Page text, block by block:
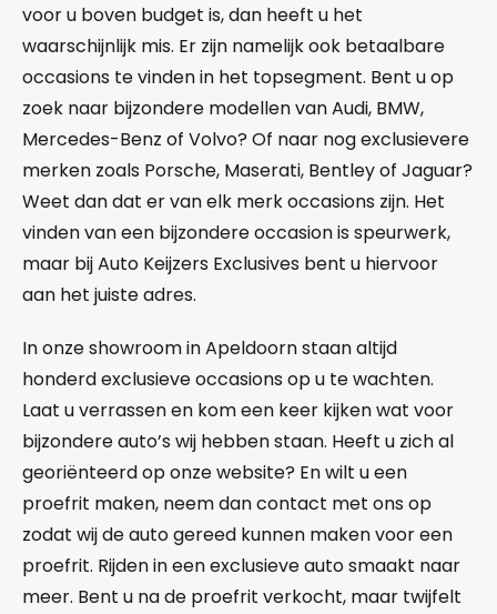
voor u boven budget is, dan heeft u het
waarschijnlijk mis. Er zijn namelijk ook betaalbare
occasions te vinden in het topsegment. Bent u op
zoek naar bijzondere modellen van Audi, BMW,
Mercedes-Benz of Volvo? Of naar nog exclusievere
merken zoals Porsche, Maserati, Bentley of Jaguar?
Weet dan dat er van elk merk occasions zijn. Het
vinden van een bijzondere occasion is speurwerk,
maar bij Auto Keijzers Exclusives bent u hiervoor
aan het juiste adres.
In onze showroom in Apeldoorn staan altijd
honderd exclusieve occasions op u te wachten.
Laat u verrassen en kom een keer kijken wat voor
bijzondere auto’s wij hebben staan. Heeft u zich al
georiënteerd op onze website? En wilt u een
proefrit maken, neem dan contact met ons op
zodat wij de auto gereed kunnen maken voor een
proefrit. Rijden in een exclusieve auto smaakt naar
meer. Bent u na de proefrit verkocht, maar twijfelt